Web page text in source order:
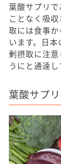
葉酸サプリ
ことなく吸
取には食事
います。日
剰摂取に注
うにと通達し
葉酸サプ